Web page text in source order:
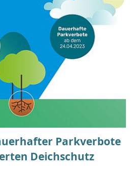
Parkverbote
Deichschutz